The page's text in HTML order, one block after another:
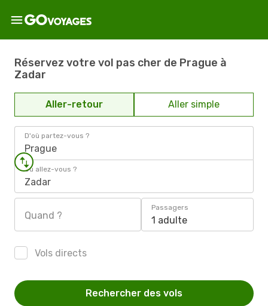
Réservez votre vol pas cher de Prague à
Zadar
Aller-retour Aller simple
D'où partez-vous ?
Prague
Où allez-vous ?
Zadar
Quand ?
Passagers
1 adulte
Vols directs
Rechercher des vols